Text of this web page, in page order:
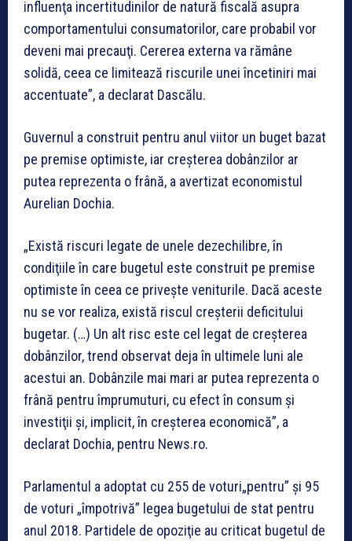
influenţa incertitudinilor de natură fiscală asupra
comportamentului consumatorilor, care probabil vor
deveni mai precauţi. Cererea externa va rămâne
solidă, ceea ce limitează riscurile unei încetiniri mai
accentuate”, a declarat Dascălu.
Guvernul a construit pentru anul viitor un buget bazat
pe premise optimiste, iar creşterea dobânzilor ar
putea reprezenta o frână, a avertizat economistul
Aurelian Dochia.
„Există riscuri legate de unele dezechilibre, în
condiţiile în care bugetul este construit pe premise
optimiste în ceea ce priveşte veniturile. Dacă aceste
nu se vor realiza, există riscul creşterii deficitului
bugetar. (…) Un alt risc este cel legat de creşterea
dobânzilor, trend observat deja în ultimele luni ale
acestui an. Dobânzile mai mari ar putea reprezenta o
frână pentru împrumuturi, cu efect în consum şi
investiţii şi, implicit, în creşterea economică”, a
declarat Dochia, pentru News.ro.
Parlamentul a adoptat cu 255 de voturi„pentru” şi 95
de voturi „împotrivă” legea bugetului de stat pentru
anul 2018. Partidele de opoziţie au criticat bugetul de